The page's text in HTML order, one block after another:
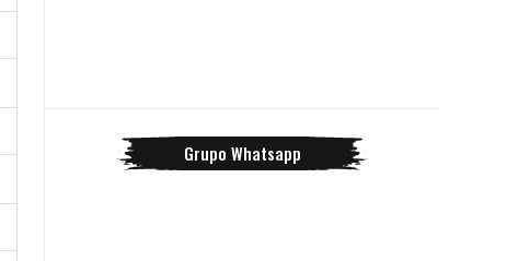
Grupo Whatsapp